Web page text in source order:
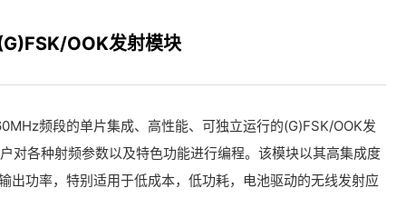
OOK发射模块
频段的单片集成、高性能、可独立运行的(G)FSK/OOK发
对各种射频参数以及特色功能进行编程。该模块以其高集成度
出功率，特别适用于低成本，低功耗，电池驱动的无线发射应